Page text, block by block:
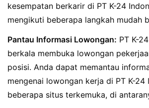
kesempatan berkarir di PT K-24
mengikuti beberapa langkah mudah
Pantau Informasi Lowongan: PT K-
berkala membuka lowongan
posisi. Anda dapat memantau
mengenai lowongan kerja di PT K-24
beberapa situs terkemuka, di